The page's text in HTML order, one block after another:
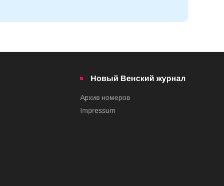
Новый Венский журнал
Архив номеров
Impressum